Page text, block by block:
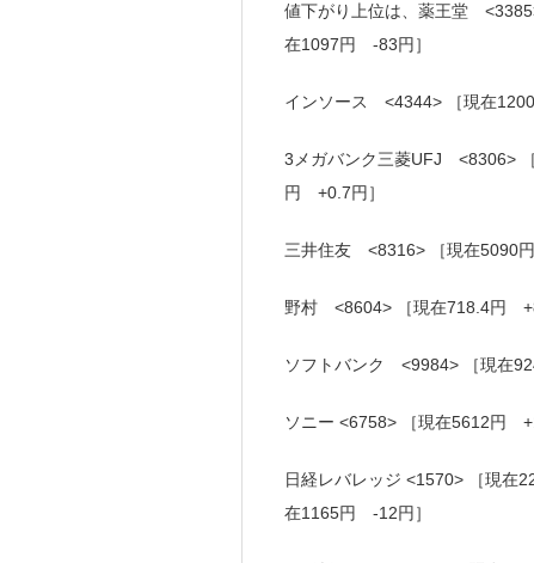
値下がり上位は、薬王堂
在1097円 -83円］
インソース <4344> ［現在
3メガバンク三菱UFJ <8306>
円 +0.7円］
三井住友 <8316> ［現在5090
野村 <8604> ［現在718.4円
ソフトバンク <9984> ［現在
ソニー <6758> ［現在5612円
日経レバレッジ <1570> ［現
在1165円 -12円］